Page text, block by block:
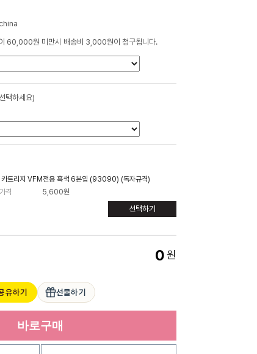
60,000원 미만시 배송비 3,000원이 청구됩니다.
택하세요)
카트리지 VFM전용 흑색 6본입 (93090) (독자규격)
격
5,600원
선택하기
0원
유하기 선물하기
바로구매